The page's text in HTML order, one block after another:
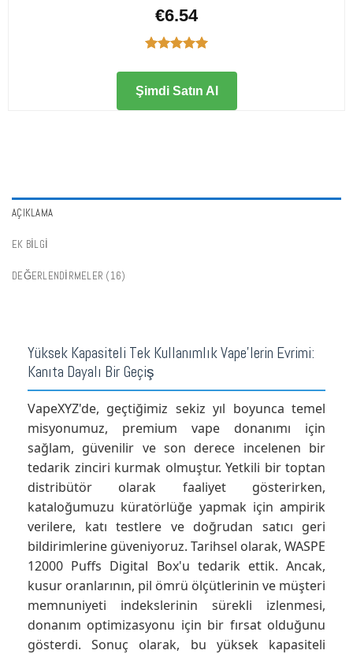
€6.54
5.00oy
aldı
Şimdi Satın Al
AÇIKLAMA
EK BILGI
DEĞERLENDIRMELER (16)
Yüksek Kapasiteli Tek Kullanımlık Vape'lerin Evrimi:
Kanıta Dayalı Bir Geçiş
VapeXYZ'de, geçtiğimiz sekiz yıl boyunca temel
misyonumuz, premium vape donanımı için
sağlam, güvenilir ve son derece incelenen bir
tedarik zinciri kurmak olmuştur. Yetkili bir toptan
distribütör olarak faaliyet gösterirken,
kataloğumuzu küratörlüğe yapmak için ampirik
verilere, katı testlere ve doğrudan satıcı geri
bildirimlerine güveniyoruz. Tarihsel olarak, WASPE
12000 Puffs Digital Box'u tedarik ettik. Ancak,
kusur oranlarının, pil ömrü ölçütlerinin ve müşteri
memnuniyeti indekslerinin sürekli izlenmesi,
donanım optimizasyonu için bir fırsat olduğunu
gösterdi. Sonuç olarak, bu yüksek kapasiteli